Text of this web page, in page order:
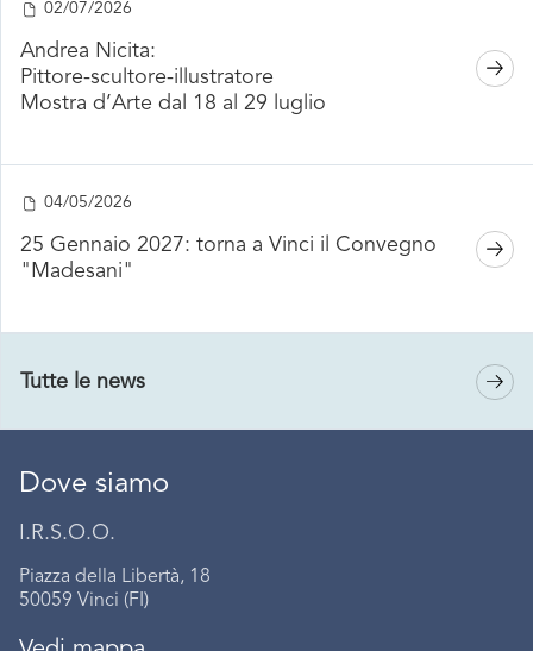
02/07/2026
Andrea Nicita:
Pittore-scultore-illustratore
Mostra d’Arte dal 18 al 29 luglio
04/05/2026
25 Gennaio 2027: torna a Vinci il Convegno
"Madesani"
Tutte le news
Dove siamo
I.R.S.O.O.
Piazza della Libertà, 18
50059 Vinci (FI)